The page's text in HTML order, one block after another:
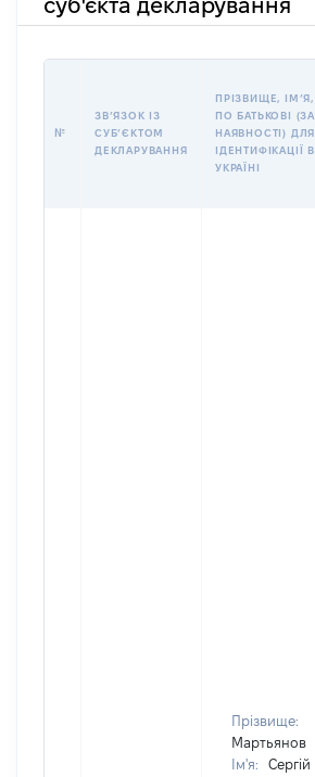
суб'єкта декларування
№
ЗВʼЯЗОК ІЗ
СУБʼЄКТОМ
ДЕКЛАРУВАННЯ
ПРІЗВИЩЕ, ІМʼЯ,
ПО БАТЬКОВІ (ЗА
НАЯВНОСТІ) ДЛЯ
ІДЕНТИФІКАЦІЇ В
УКРАЇНІ
Прізвище:
Мартьянов
Ім'я:
Сергій